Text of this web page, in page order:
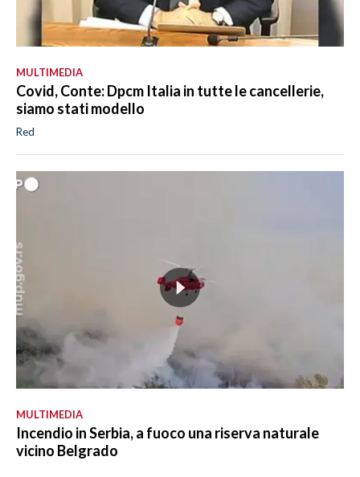
MULTIMEDIA
Covid, Conte: Dpcm Italia in tutte le cancellerie,
siamo stati modello
Red
MULTIMEDIA
Incendio in Serbia, a fuoco una riserva naturale
vicino Belgrado